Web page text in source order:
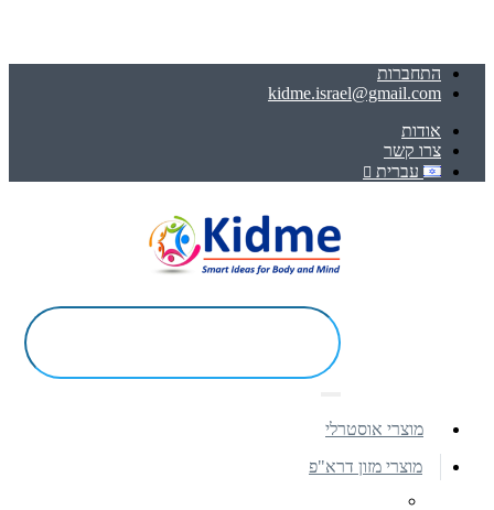
התחברות
kidme.israel@gmail.com
אודות
צרו קשר
עברית
מוצרי אוסטרלי
מוצרי מזון דרא"פ